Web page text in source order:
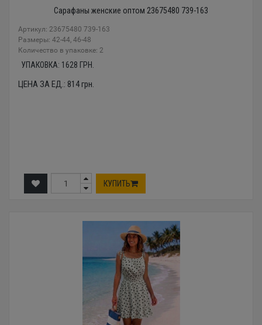
Сарафаны женские оптом 23675480 739-163
Артикул: 23675480 739-163
Размеры: 42-44, 46-48
Количество в упаковке: 2
УПАКОВКА: 1628 ГРН.
ЦЕНА ЗА ЕД.: 814грн.
КУПИТЬ